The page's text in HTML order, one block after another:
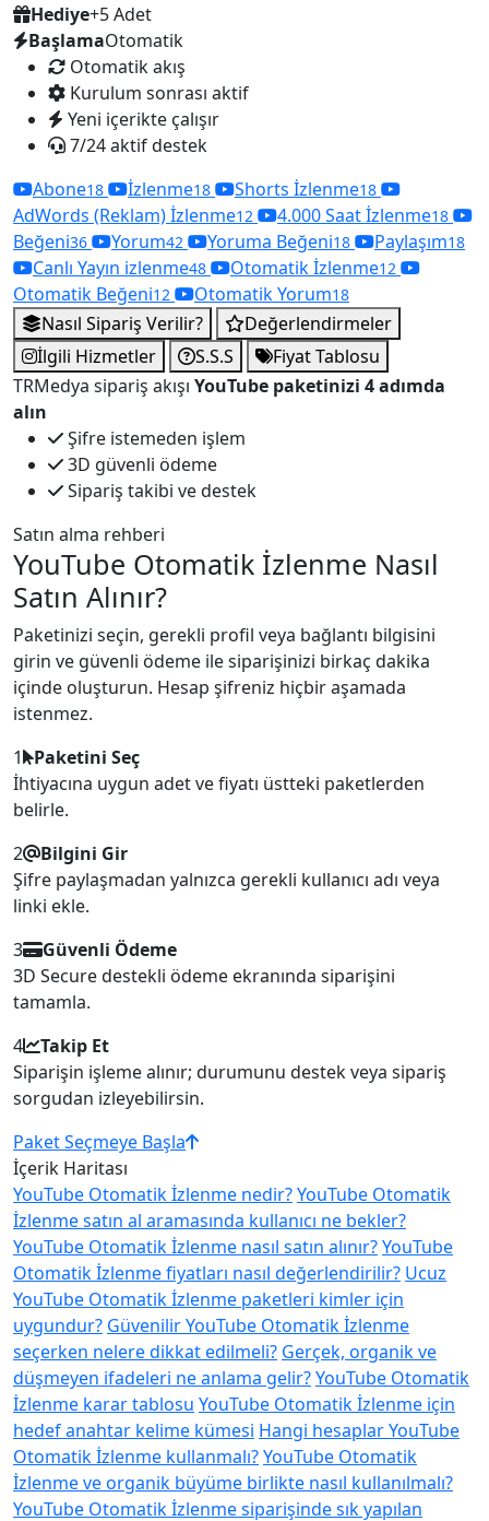
Hediye+5 Adet
BaşlamaOtomatik
Otomatik akış
Kurulum sonrası aktif
Yeni içerikte çalışır
7/24 aktif destek
Abone18 İzlenme18 Shorts İzlenme18
AdWords (Reklam) İzlenme12 4.000 Saat İzlenme18
Beğeni36 Yorum42 Yoruma Beğeni18 Paylaşım18
Canlı Yayın izlenme48 Otomatik İzlenme12
Otomatik Beğeni12 Otomatik Yorum18
Nasıl Sipariş Verilir?
Değerlendirmeler
İlgili Hizmetler
S.S.S
Fiyat Tablosu
TRMedya sipariş akışı YouTube paketinizi 4 adımda
alın
Şifre istemeden işlem
3D güvenli ödeme
Sipariş takibi ve destek
Satın alma rehberi
YouTube Otomatik İzlenme Nasıl
Satın Alınır?
Paketinizi seçin, gerekli profil veya bağlantı bilgisini
girin ve güvenli ödeme ile siparişinizi birkaç dakika
içinde oluşturun. Hesap şifreniz hiçbir aşamada
istenmez.
1
Paketini Seç
İhtiyacına uygun adet ve fiyatı üstteki paketlerden
belirle.
2
Bilgini Gir
Şifre paylaşmadan yalnızca gerekli kullanıcı adı veya
linki ekle.
3
Güvenli Ödeme
3D Secure destekli ödeme ekranında siparişini
tamamla.
4
Takip Et
Siparişin işleme alınır; durumunu destek veya sipariş
sorgudan izleyebilirsin.
Paket Seçmeye Başla
İçerik Haritası
YouTube Otomatik İzlenme nedir?YouTube Otomatik
İzlenme satın al aramasında kullanıcı ne bekler?
YouTube Otomatik İzlenme nasıl satın alınır?YouTube
Otomatik İzlenme fiyatları nasıl değerlendirilir? Ucuz
YouTube Otomatik İzlenme paketleri kimler için
uygundur? Güvenilir YouTube Otomatik İzlenme
seçerken nelere dikkat edilmeli? Gerçek, organik ve
düşmeyen ifadeleri ne anlama gelir?YouTube Otomatik
İzlenme karar tablosu YouTube Otomatik İzlenme için
hedef anahtar kelime kümesi Hangi hesaplar YouTube
Otomatik İzlenme kullanmalı?YouTube Otomatik
İzlenme ve organik büyüme birlikte nasıl kullanılmalı?
YouTube Otomatik İzlenme siparişinde sık yapılan